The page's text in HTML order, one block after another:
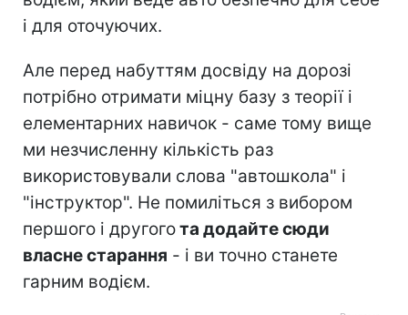
і для оточуючих.
Але перед набуттям досвіду на дорозі
потрібно отримати міцну базу з теорії і
елементарних навичок - саме тому вище
ми незчисленну кількість раз
використовували слова "автошкола" і
"інструктор". Не помиліться з вибором
першого і другогота додайте сюди
власне старання - і ви точно станете
гарним водієм.